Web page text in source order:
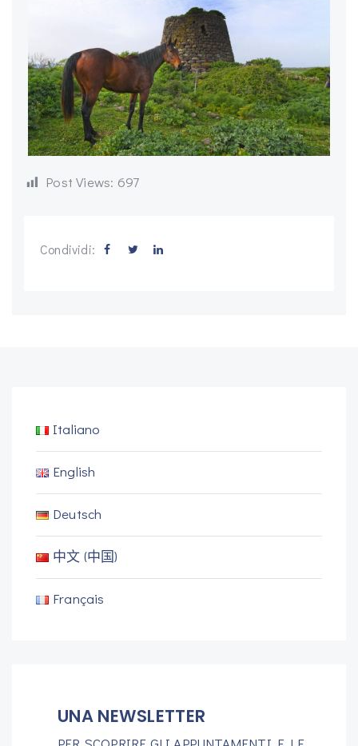
Post Views: 697
Condividi:
Italiano
English
Deutsch
中文 (中国)
Français
UNA NEWSLETTER